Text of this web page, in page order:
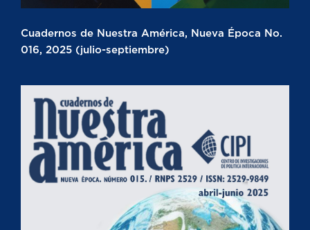
Cuadernos de Nuestra América, Nueva Época No.
016, 2025 (julio-septiembre)